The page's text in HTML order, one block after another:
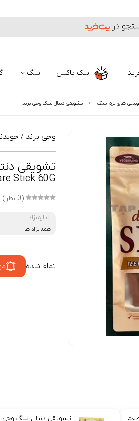
محصولات و برندها
بلک باکس سگ
های نرم سگ تشویقی دنتال سگ وجی برند
وجی برند /
تشویقی
Stick 60G
(0 نظر)
اندازه نژاد
همه نژاد ها
تمام شده
تشویقی دنتال سگ وجی